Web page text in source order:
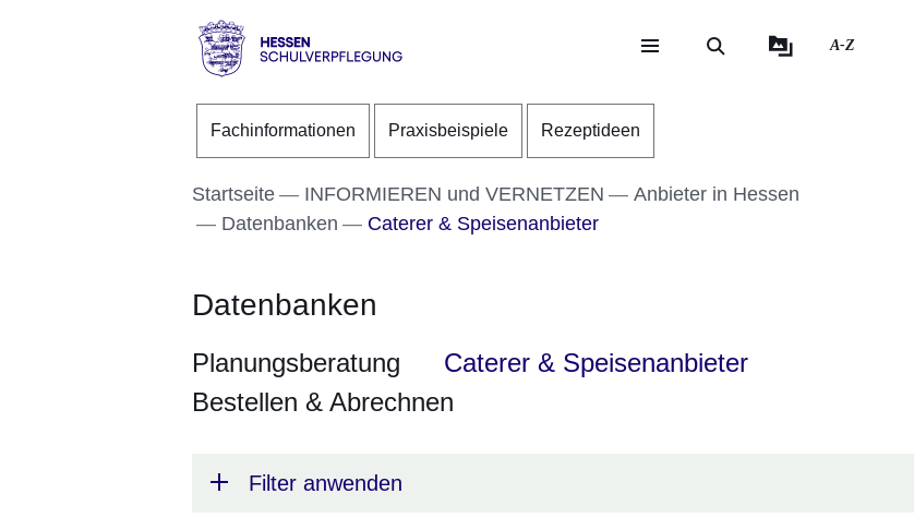
Direkt zum Kopf der Seite
Direkt zum Inhalt
Direkt zum Fuß der Seite
Schulverpflegung
A-Z
Fachinformationen Praxisbeispiele Rezeptideen
Startseite INFORMIEREN und VERNETZEN
Anbieter in Hessen
Datenbanken
Caterer & Speisenanbieter
Datenbanken
Planungsberatung
Caterer & Speisenanbieter
Bestellen & Abrechnen
Filter anwenden